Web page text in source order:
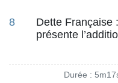
8
Dette Française
présente
Durée :